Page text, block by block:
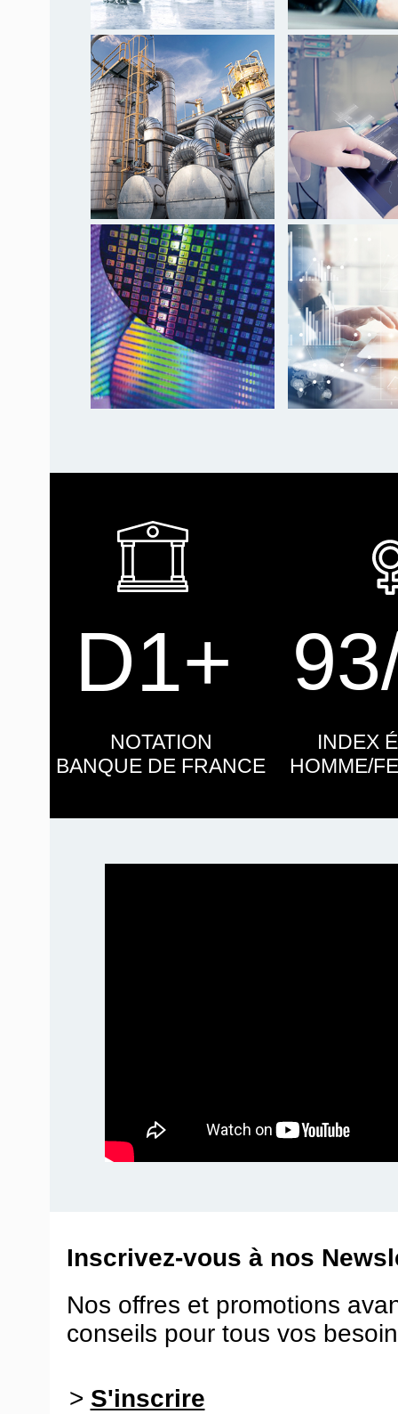
NOTATION
BANQUE DE FRANCE
INDEX
HOMME/
D1+
Inscrivez-vous à nos
Nos offres et promotions
conseils pour tous vos
> S'inscrire